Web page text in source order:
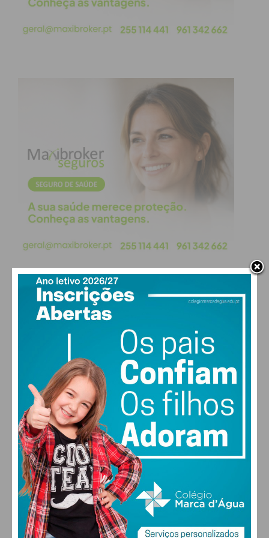
ler-se na publicação.
Subscreva a newsletter do
Imediato
Assine nossa newsletter por e-mail e
obtenha de forma regular a informação
atualizada.
Eu li e concordo com os
termos e
condições
PAÇOS DE FERREIRA
°
scattered clouds
43% humidade
vento: 4m/s O
MAX 29 • MIN 28
29°
SEX
27
SÁB
28°
DOM
29 °
SEG
ALTERAR